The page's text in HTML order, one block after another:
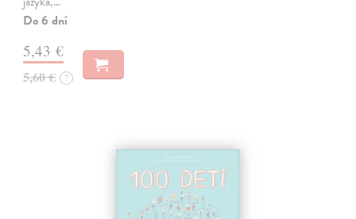
Do 6 dní
5,43 €
5,60 € ?